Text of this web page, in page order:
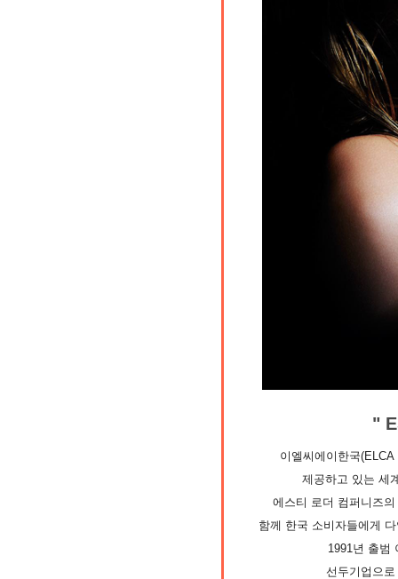
"
이엘씨에이한국
제공하고 있는 세
에스티 로더 컴퍼니즈
함께 한국 소비자들에게
1991년 출범
선두기업으